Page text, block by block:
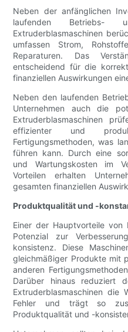
Neben der anfänglichen
laufenden Betriebs-
Extruderblasmaschinen
umfassen Strom,
Reparaturen. Das
entscheidend für die
finanziellen Auswirkungen
Neben den laufenden
Unternehmen auch die
Extruderblasmaschinen
effizienter und
Fertigungsmethoden, was
führen kann. Durch eine
und Wartungskosten im
Vorteilen erhalten
gesamten finanziellen
Produktqualität und -
Einer der Hauptvorteile von
Potenzial zur
konsistenz. Diese
gleichmäßiger Produkte mit
anderen
Darüber hinaus reduziert
Extruderblasmaschinen die
Fehler und trägt so
Produktqualität und -